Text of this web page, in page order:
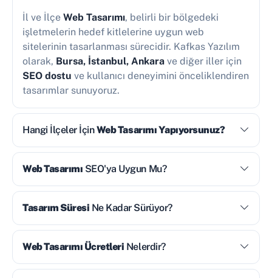
İl ve İlçe Web Tasarımı, belirli bir bölgedeki
işletmelerin hedef kitlelerine uygun web
sitelerinin tasarlanması sürecidir. Kafkas Yazılım
olarak, Bursa, İstanbul, Ankara ve diğer iller için
SEO dostu ve kullanıcı deneyimini önceliklendiren
tasarımlar sunuyoruz.
Hangi İlçeler İçinWeb Tasarımı Yapıyorsunuz?
Web Tasarımı SEO'ya Uygun Mu?
Tasarım Süresi Ne Kadar Sürüyor?
Web Tasarımı Ücretleri Nelerdir?